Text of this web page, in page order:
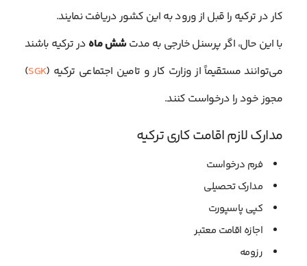
کار در ترکیه را قبل از ورود به این کشور دریافت نمایند.
با این حال، اگر پرسنل خارجی به مدتشش ماه در ترکیه باشند
می‌توانند مستقیماً از وزارت کار و تامین اجتماعی ترکیه (SGK
)
مجوز خود را درخواست کنند.
مدارک لازم اقامت کاری ترکیه
فرم درخواست
مدارک تحصیلی
کپی پاسپورت
اجازه اقامت معتبر
رزومه